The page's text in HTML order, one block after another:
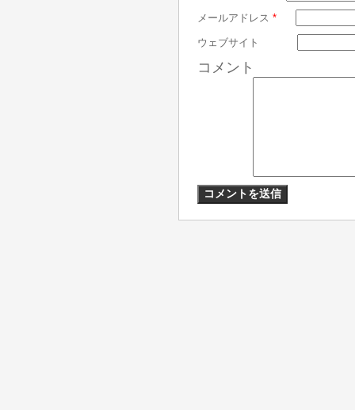
メールアドレス *
ウェブサイト
コメント